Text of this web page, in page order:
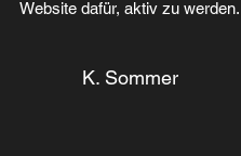
Website dafür, aktiv zu werden.
K. Sommer